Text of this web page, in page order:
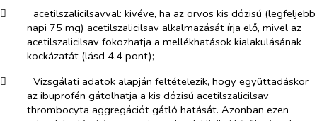
​
acetilszalicilsavval: kivéve, ha az orvos kis dózisú (legfeljebb
napi 75 mg) acetilszalicilsav alkalmazását írja elő, mivel az
acetilszalicilsav fokozhatja a mellékhatások kialakulásának
kockázatát (lásd 4.4 pont);
​
Vizsgálati adatok alapján feltételezik, hogy együttadáskor
az ibuprofén gátolhatja a kis dózisú acetilszalicilsav
thrombocyta aggregációt gátló hatását. Azonban ezen